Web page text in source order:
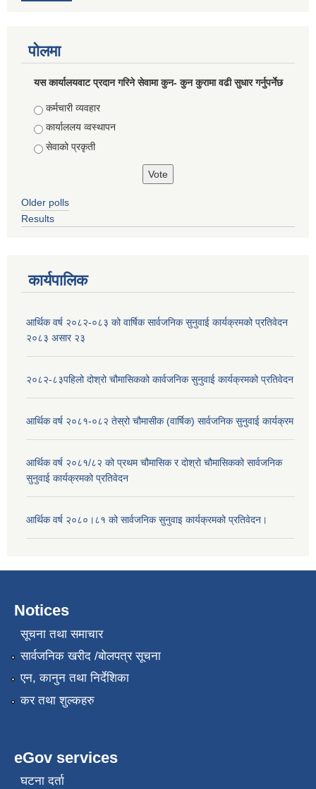
पोलमा
यस कार्यालयवाट प्रदान गरिने सेवामा कुन- कुन कुरामा वढी सुधार गर्नुपर्नेछ
Choices
कर्मचारी व्यवहार
कार्याललय व्वस्थापन
सेवाको प्रकृती
Older polls
Results
कार्यपालिक
आर्थिक वर्ष २०८२-०८३ को वार्षिक सार्वजनिक सुनुवाई कार्यक्रमको प्रतिवेदन
२०८३ असार २३
२०८२-८३पहिलो दोश्रो चौमासिकको कार्वजनिक सुनुवाई कार्यक्रमको प्रतिवेदन
आर्थिक वर्ष २०८१-०८२ तेस्रो चौमासीक (वार्षिक) सार्वजनिक सुनुवाई कार्यक्रम
आर्थिक वर्ष २०८१/८२ को प्रथम चौमासिक र दोश्रो चौमासिकको सार्वजनिक
सुनुवाई कार्यक्रमको प्रतिवेदन
आर्थिक वर्ष २०८०।८१ को सार्वजनिक सुनुवाइ कार्यक्रमको प्रतिवेदन।
Notices
सूचना तथा समाचार
सार्वजनिक खरीद /बोलपत्र सूचना
एन, कानुन तथा निर्देशिका
कर तथा शुल्कहरु
eGov services
घटना दर्ता